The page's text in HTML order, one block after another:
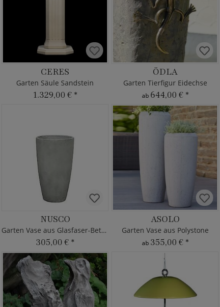
CERES
Garten Säule Sandstein
1.329,00 € *
ÖDLA
Garten Tierfigur Eidechse
ab 644,00 € *
NUSCO
Garten Vase aus Glasfaser-Beton
305,00 € *
ASOLO
Garten Vase aus Polystone
ab 355,00 € *